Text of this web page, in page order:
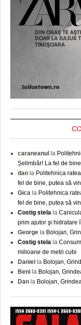
caraneanul la
Șelimbăr! La fel de
dan la Politehnica
fel de bine, putea să
Gica la Politehnica
fel de bine, putea să
Costig stela la
prim ajutor şi hidratare
George la Bolojan,
Costig stela la
milioane de metri cubi
Daniel la Bolojan,
Beni la Bolojan,
Dan la Bolojan,